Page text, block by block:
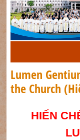
Lumen
the Church
HIẾN